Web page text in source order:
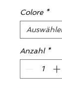
Colore *
Anzahl *